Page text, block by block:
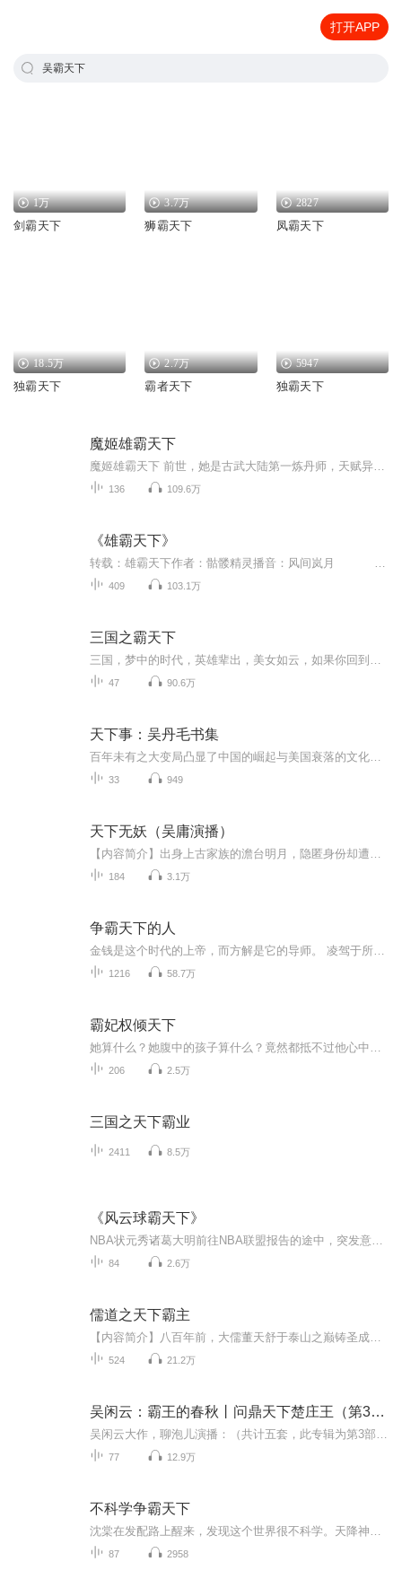
打开APP
吴霸天下
1万
剑霸天下
3.7万
狮霸天下
2827
凤霸天下
18.5万
独霸天下
2.7万
霸者天下
5947
独霸天下
魔姬雄霸天下
136 109.6万
《雄霸天下》
409 103.1万
三国之霸天下
47 90.6万
天下事：吴丹毛书集
33 949
天下无妖（吴庸演播）
184 3.1万
争霸天下的人
1216 58.7万
霸妃权倾天下
206 2.5万
三国之天下霸业
2411 8.5万
《风云球霸天下》
84 2.6万
儒道之天下霸主
524 21.2万
吴闲云：霸王的春秋丨问鼎天下楚庄王（第3部）
77 12.9万
不科学争霸天下
87 2958